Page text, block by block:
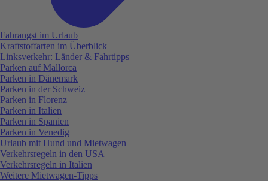
Fahrangst im Urlaub
Kraftstoffarten im Überblick
Linksverkehr: Länder & Fahrtipps
Parken auf Mallorca
Parken in Dänemark
Parken in der Schweiz
Parken in Florenz
Parken in Italien
Parken in Spanien
Parken in Venedig
Urlaub mit Hund und Mietwagen
Verkehrsregeln in den USA
Verkehrsregeln in Italien
Weitere Mietwagen-Tipps